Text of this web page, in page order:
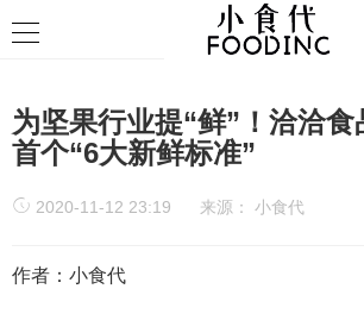
为坚果行业提“鲜”！洽洽
首个“6大新鲜标准”
2020-11-12 23:19 来源： 小食代
作者：小食代